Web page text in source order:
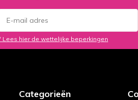
Lees hier de wettelijke beperkingen
Categorieën